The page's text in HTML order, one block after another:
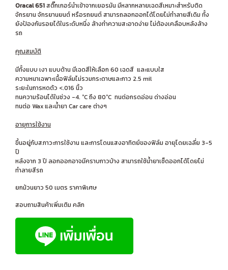
Oracal 651สติ๊กเกอร์นำเข้าจากเยอรมัน มีหลากหลายเฉดสีเหมาะสำหรับติด
จักรยาน จักรยานยนต์ หรือรถยนต์ สามารถลอกออกได้โดยไม่ทำลายสีเดิม ทั้ง
ยังป้องกันรอยได้ในระดับหนึ่ง ล้างทำความสะอาดง่าย ไม่ต้องเคลือบหลังล้าง
รถ
คุณสมบัติ
มีทั้งแบบ เงา แบบด้าน มีเฉดสีให้เลือก 60 เฉดสี และแบบใส
ความหนาเฉพาะเนื้อฟิล์มไม่รวมกระดาษและกาว 2.5 mil
ระยะในการหดตัว <.016 นิ้ว
ทนความร้อนได้ในช่วง -4. °C ถึง 80°C ทนต่อกรดอ่อน ด่างอ่อน
ทนต่อ Wax และน้ำยา Car care ต่างๆ
อายุการใช้งาน
ขึ้นอยู่กับสภาวะการใช้งาน และการโดนแสงอาทิตย์ของฟิล์ม อายุโดยเฉลี่ย 3-5
ปี
หลังจาก 3 ปี ลอกออกอาจมีคราบกาวบ้าง สามารถใช้น้ำยาเช็ดออกได้โดยไม่
ทำลายสีรถ
ยกม้วนยาว 50 เมตร ราคาพิเศษ
สอบถามสินค้าเพิ่มเติม คลิก